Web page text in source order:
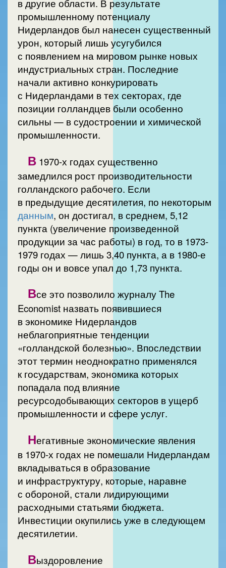
в другие области. В результате
промышленному потенциалу
Нидерландов был нанесен существенный
урон, который лишь усугубился
с появлением на мировом рынке новых
индустриальных стран. Последние
начали активно конкурировать
с Нидерландами в тех секторах, где
позиции голландцев были особенно
сильны — в судостроении и химической
промышленности.
В 1970-х годах существенно
замедлился рост производительности
голландского рабочего. Если
в предыдущие десятилетия, по некоторым
данным, он достигал, в среднем, 5,12
пункта (увеличение произведенной
продукции за час работы) в год, то в 1973-
1979 годах — лишь 3,40 пункта, а в 1980-е
годы он и вовсе упал до 1,73 пункта.
Все это позволило журналу The
Economist назвать появившиеся
в экономике Нидерландов
неблагоприятные тенденции
«голландской болезнью». Впоследствии
этот термин неоднократно применялся
к государствам, экономика которых
попадала под влияние
ресурсодобывающих секторов в ущерб
промышленности и сфере услуг.
Негативные экономические явления
в 1970-х годах не помешали Нидерландам
вкладываться в образование
и инфраструктуру, которые, наравне
с обороной, стали лидирующими
расходными статьями бюджета.
Инвестиции окупились уже в следующем
десятилетии.
Выздоровление